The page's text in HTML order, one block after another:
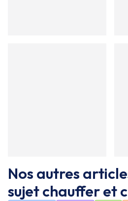
Nos autres
sujetchauffer et